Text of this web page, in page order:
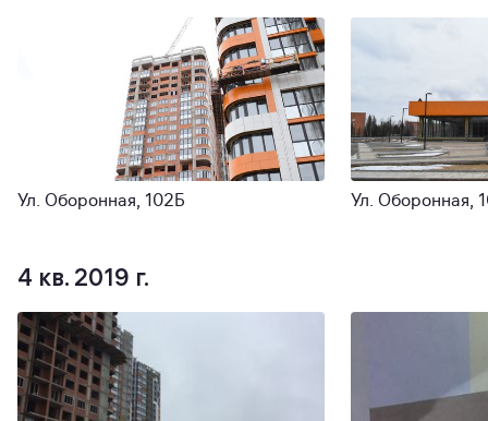
Ул. Оборонная, 102Б Ул. Оборонная,
4 кв. 2019 г.